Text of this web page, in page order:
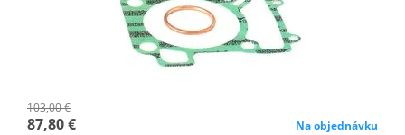
103,00 €
87,80 € Na objednávku